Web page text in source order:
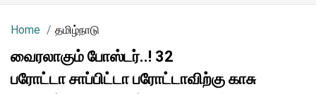
Home தமிழ்நாடு
வைரலாகும் போஸ்டர்..! 32
பரோட்டா சாப்பிட்டா பரோட்டாவிற்கு காசு